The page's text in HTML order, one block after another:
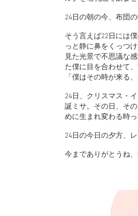
24日の朝の今、布団
そう言えば22日には
っと静に鼻をくっつ
見た光景で不思議な
た僕に目を合わせて
「僕はその時が来る
24日、クリスマス・
誕ミサ。その日、そ
めに生まれ変わる時
24日の今日の夕方、
今までありがとうね、